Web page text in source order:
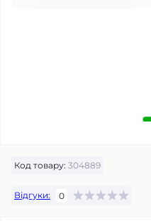
Код товару: 304889
Відгуки: 0